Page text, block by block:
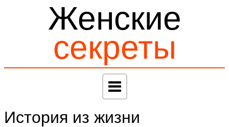
Женские
секреты
История из жизни